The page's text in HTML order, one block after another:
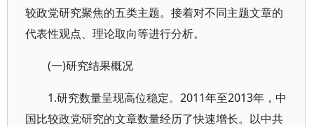
较政党研究聚焦的五类主题。接着对不同主题文章的
代表性观点、理论取向等进行分析。
(一)研究结果概况
1.研究数量呈现高位稳定。2011年至2013年，中
国比较政党研究的文章数量经历了快速增长。以中共